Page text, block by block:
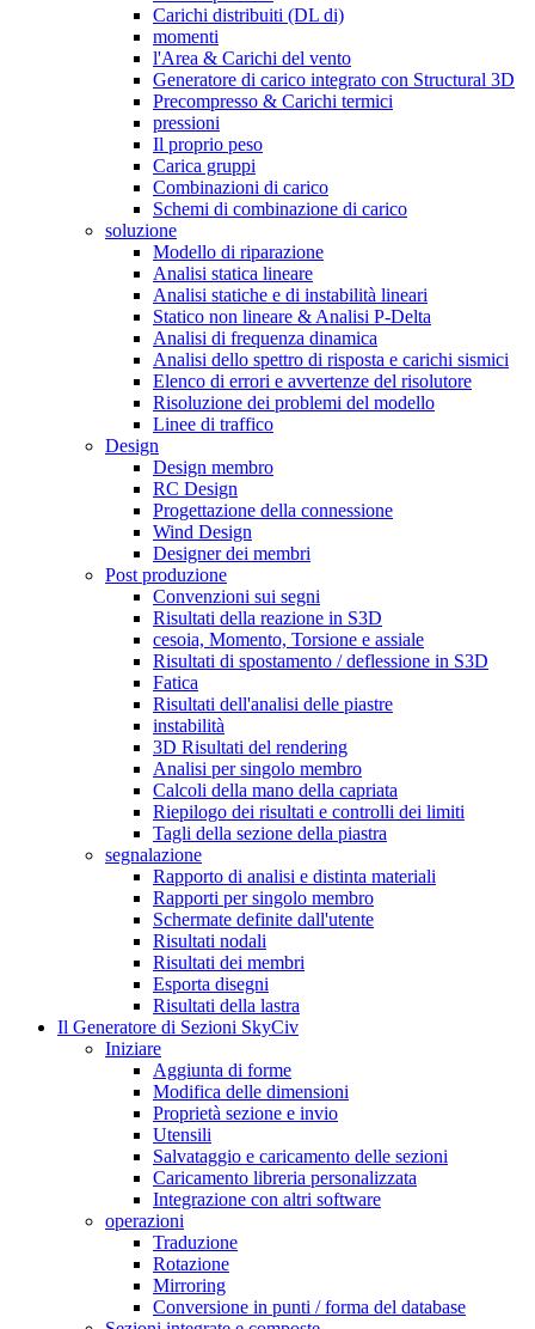
Carichi distribuiti (DL di)
momenti
l'Area & Carichi del vento
Generatore di carico integrato con Structural 3D
Precompresso & Carichi termici
pressioni
Il proprio peso
Carica gruppi
Combinazioni di carico
Schemi di combinazione di carico
soluzione
Modello di riparazione
Analisi statica lineare
Analisi statiche e di instabilità lineari
Statico non lineare & Analisi P-Delta
Analisi di frequenza dinamica
Analisi dello spettro di risposta e carichi sismici
Elenco di errori e avvertenze del risolutore
Risoluzione dei problemi del modello
Linee di traffico
Design
Design membro
RC Design
Progettazione della connessione
Wind Design
Designer dei membri
Post produzione
Convenzioni sui segni
Risultati della reazione in S3D
cesoia, Momento, Torsione e assiale
Risultati di spostamento / deflessione in S3D
Fatica
Risultati dell'analisi delle piastre
instabilità
3D Risultati del rendering
Analisi per singolo membro
Calcoli della mano della capriata
Riepilogo dei risultati e controlli dei limiti
Tagli della sezione della piastra
segnalazione
Rapporto di analisi e distinta materiali
Rapporti per singolo membro
Schermate definite dall'utente
Risultati nodali
Risultati dei membri
Esporta disegni
Risultati della lastra
Il Generatore di Sezioni SkyCiv
Iniziare
Aggiunta di forme
Modifica delle dimensioni
Proprietà sezione e invio
Utensili
Salvataggio e caricamento delle sezioni
Caricamento libreria personalizzata
Integrazione con altri software
operazioni
Traduzione
Rotazione
Mirroring
Conversione in punti / forma del database